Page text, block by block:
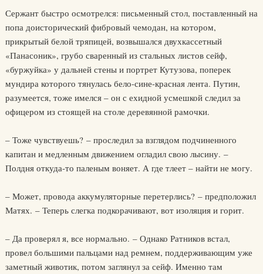
Сержант быстро осмотрелся: письменный стол, поставленный на
попа доисторический фибровый чемодан, на котором,
прикрытый белой тряпицей, возвышался двухкассетный
«Панасоник», грубо сваренный из стальных листов сейф,
«буржуйка» у дальней стены и портрет Кутузова, поперек
мундира которого тянулась бело-сине-красная лента. Путин,
разумеется, тоже имелся – он с ехидной усмешкой следил за
офицером из стоящей на столе деревянной рамочки.
– Тоже чувствуешь? – проследил за взглядом подчиненного
капитан и медленным движением огладил свою лысину. –
Полдня откуда-то паленым воняет. А где тлеет – найти не могу.
– Может, провода аккумуляторные перетерлись? – предположил
Матях. – Теперь слегка подкорачивают, вот изоляция и горит.
– Да проверял я, все нормально. – Однако Ратников встал,
провел большими пальцами над ремнем, поддерживающим уже
заметный животик, потом заглянул за сейф. Именно там